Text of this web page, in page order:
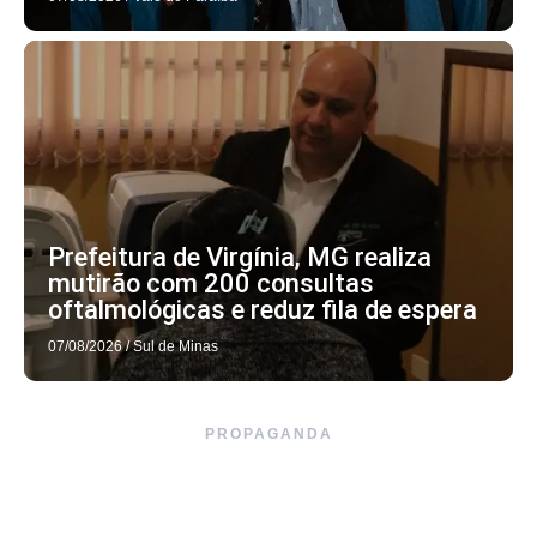
Prefeitura de Virgínia, MG realiza
mutirão com 200 consultas
oftalmológicas e reduz fila de espera
07/08/2026 / Sul de Minas
PROPAGANDA